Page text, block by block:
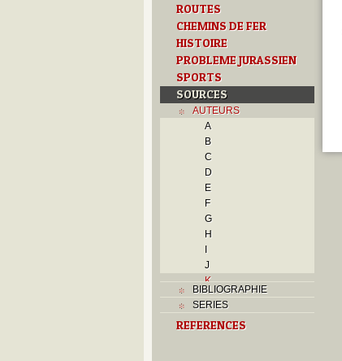
ROUTES
CHEMINS DE FER
HISTOIRE
PROBLEME JURASSIEN
SPORTS
SOURCES
AUTEURS
A
B
C
D
E
F
G
H
I
J
K
L
M
N
BIBLIOGRAPHIE
SERIES
REFERENCES